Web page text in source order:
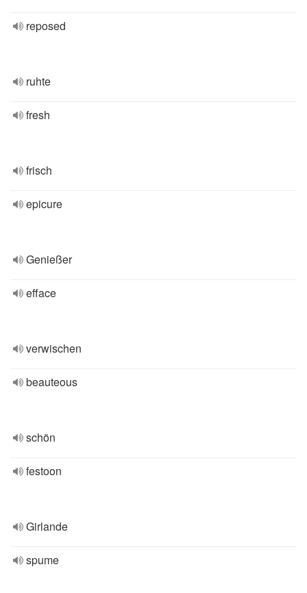
reposed
ruhte
fresh
frisch
epicure
Genießer
efface
verwischen
beauteous
schön
festoon
Girlande
spume